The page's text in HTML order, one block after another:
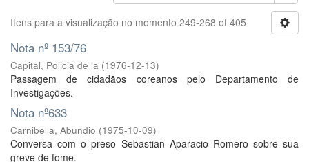
Itens para a visualização no momento 249-268 of 405
Nota nº 153/76
Capital, Policia de la (1976-12-13)
Passagem de cidadãos coreanos pelo Departamento de
Investigações.
Nota nº633
Carnibella, Abundio (1975-10-09)
Conversa com o preso Sebastian Aparacio Romero sobre sua
greve de fome.